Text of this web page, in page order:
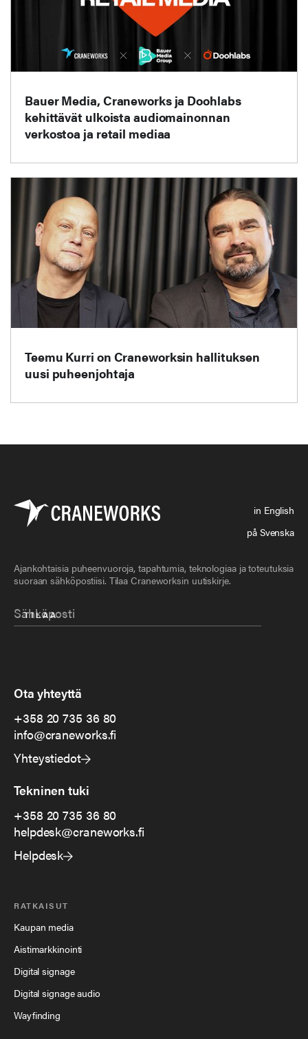
Bauer Media, Craneworks ja Doohlabs
kehittävät ulkoista audiomainonnan
verkostoa ja retail mediaa
Teemu Kurri on Craneworksin hallituksen
uusi puheenjohtaja
in English
på Svenska
Ajankohtaisia puheenvuoroja, tapahtumia, teknologiaa ja toteutuksia
suoraan sähköpostiisi. Tilaa Craneworksin uutiskirje.
Ota yhteyttä
+358 20 735 36 80
info@craneworks.fi
Yhteystiedot
Tekninen tuki
+358 20 735 36 80
helpdesk@craneworks.fi
Helpdesk
RATKAISUT
Kaupan media
Aistimarkkinointi
Digital signage
Digital signage audio
Wayfinding